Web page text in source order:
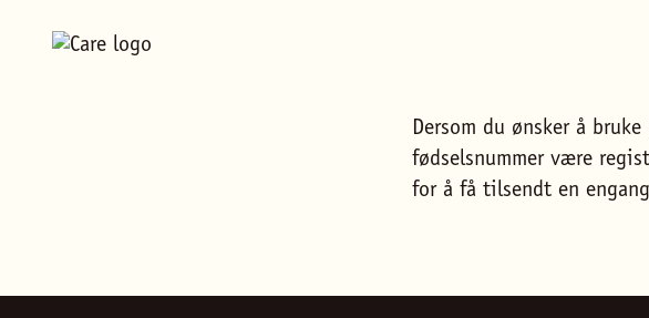
Dersom du ønsker å
fødselsnummer være
for å få tilsendt en